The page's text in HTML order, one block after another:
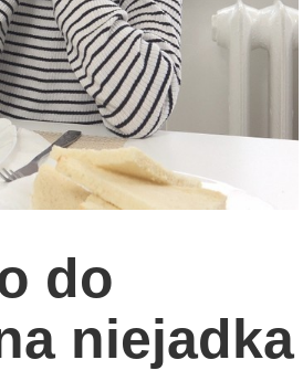
do
niejadka